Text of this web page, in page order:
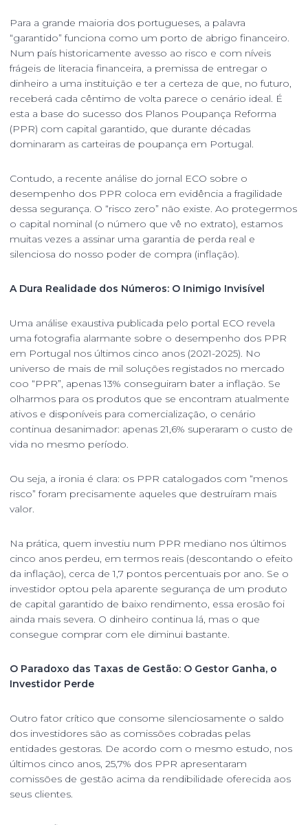
Para a grande maioria dos portugueses, a palavra
“garantido” funciona como um porto de abrigo financeiro.
Num país historicamente avesso ao risco e com níveis
frágeis de literacia financeira, a premissa de entregar o
dinheiro a uma instituição e ter a certeza de que, no futuro,
receberá cada cêntimo de volta parece o cenário ideal. É
esta a base do sucesso dos Planos Poupança Reforma
(PPR) com capital garantido, que durante décadas
dominaram as carteiras de poupança em Portugal.
Contudo, a recente análise do jornal ECO sobre o
desempenho dos PPR coloca em evidência a fragilidade
dessa segurança. O “risco zero” não existe. Ao protegermos
o capital nominal (o número que vê no extrato), estamos
muitas vezes a assinar uma garantia de perda real e
silenciosa do nosso poder de compra (inflação).
A Dura Realidade dos Números: O Inimigo Invisível
Uma análise exaustiva publicada pelo portal ECO revela
uma fotografia alarmante sobre o desempenho dos PPR
em Portugal nos últimos cinco anos (2021-2025). No
universo de mais de mil soluções registados no mercado
coo “PPR”, apenas 13% conseguiram bater a inflação. Se
olharmos para os produtos que se encontram atualmente
ativos e disponíveis para comercialização, o cenário
continua desanimador: apenas 21,6% superaram o custo de
vida no mesmo período.
Ou seja, a ironia é clara: os PPR catalogados com “menos
risco” foram precisamente aqueles que destruíram mais
valor.
Na prática, quem investiu num PPR mediano nos últimos
cinco anos perdeu, em termos reais (descontando o efeito
da inflação), cerca de 1,7 pontos percentuais por ano. Se o
investidor optou pela aparente segurança de um produto
de capital garantido de baixo rendimento, essa erosão foi
ainda mais severa. O dinheiro continua lá, mas o que
consegue comprar com ele diminui bastante.
O Paradoxo das Taxas de Gestão: O Gestor Ganha, o
Investidor Perde
Outro fator crítico que consome silenciosamente o saldo
dos investidores são as comissões cobradas pelas
entidades gestoras. De acordo com o mesmo estudo, nos
últimos cinco anos, 25,7% dos PPR apresentaram
comissões de gestão acima da rendibilidade oferecida aos
seus clientes.